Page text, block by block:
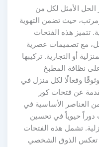
لكل من
تضمن التهوية
هذه الفتحات
تصميمات عصرية
تركيبها
المطبخ
لكل منزل في
مقدمة عن فتحات كور
الأساسية في
في تحسين
هذه الفتحات
الذوق الشخصي